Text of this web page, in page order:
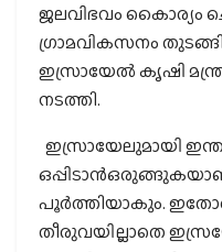
ജലവിഭവം കൈാര്യം
ഗ്രാമവികസനം
ഇസ്രായേല്‍ കൃഷി
നടത്തി.
ഇസ്രായേലുമായി
പൂര്‍ത്തിയാകും.
തീരുവയില്ലാതെ